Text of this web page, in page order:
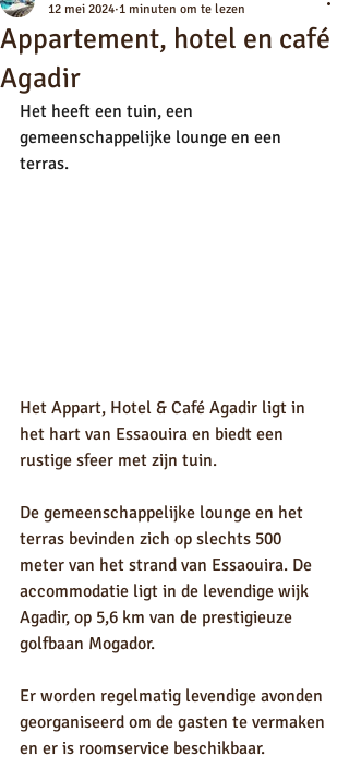
Appartement, hotel en café
Agadir
12 mei 2024 1 minuten om te lezen
Het heeft een tuin, een
gemeenschappelijke lounge en een
terras.
Het Appart, Hotel & Café Agadir ligt in
het hart van Essaouira en biedt een
rustige sfeer met zijn tuin.
De gemeenschappelijke lounge en het
terras bevinden zich op slechts 500
meter van het strand van Essaouira. De
accommodatie ligt in de levendige wijk
Agadir, op 5,6 km van de prestigieuze
golfbaan Mogador.
Er worden regelmatig levendige avonden
georganiseerd om de gasten te vermaken
en er is roomservice beschikbaar.